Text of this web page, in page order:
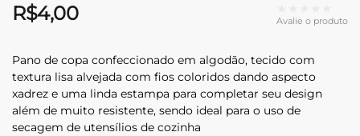
R$4,00 Avalie o produto
Pano de copa confeccionado em algodão, tecido com
textura lisa alvejada com fios coloridos dando aspecto
xadrez e uma linda estampa para completar seu design
além de muito resistente, sendo ideal para o uso de
secagem de utensílios de cozinha